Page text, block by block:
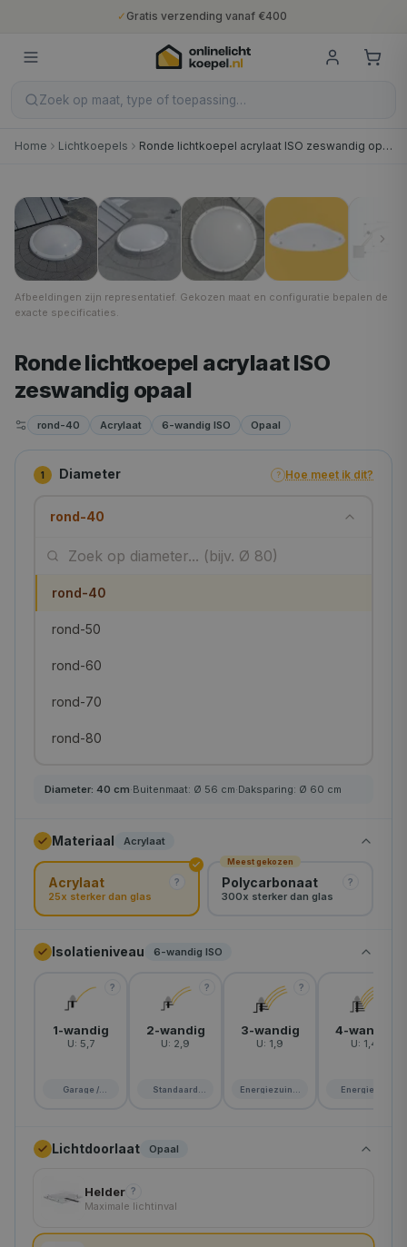
✓ Gratis verzending vanaf €400
10 jaar fabrieksgarantie
Nederlandse productie
Zoek op maat, type of toepassing…
Home Lichtkoepels Ronde lichtkoepel acrylaat ISO zeswandig opaal
/ 6
Afbeeldingen zijn representatief. Gekozen maat en configuratie bepalen de
exacte specificaties.
Ronde lichtkoepel acrylaat ISO
zeswandig opaal
rond-40 Acrylaat 6-wandig ISO Opaal
1 Diameter ? Hoe meet ik dit?
rond-40
rond-40
rond-50
rond-60
rond-70
rond-80
rond-120
rond-130
Diameter: 40 cm·Buitenmaat: Ø 56 cm·Daksparing: Ø 60 cm
Materiaal Acrylaat
Acrylaat ?
25x sterker dan glas
Meest gekozen
Polycarbonaat ?
300x sterker dan glas
Isolatieniveau 6-wandig ISO
?
1-wandig
U: 5,7
Garage /
?
2-wandig
U: 2,9
Standaard
?
3-wandig
U: 1,9
Energiezuinig
4-wandig
U: 1,4
Energie A+
Lichtdoorlaat Opaal
Helder ?
Maximale lichtinval